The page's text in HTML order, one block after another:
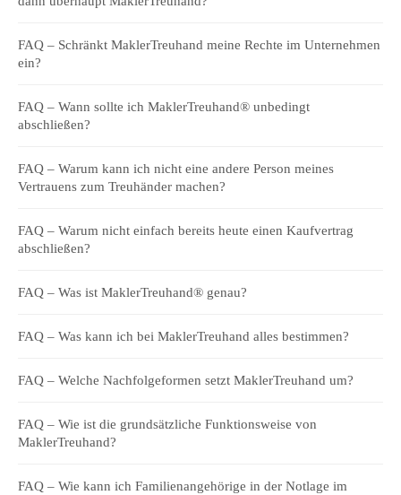
FAQ – Schränkt MaklerTreuhand meine Rechte im Unternehmen
ein?
FAQ – Wann sollte ich MaklerTreuhand® unbedingt
abschließen?
FAQ – Warum kann ich nicht eine andere Person meines
Vertrauens zum Treuhänder machen?
FAQ – Warum nicht einfach bereits heute einen Kaufvertrag
abschließen?
FAQ – Was ist MaklerTreuhand® genau?
FAQ – Was kann ich bei MaklerTreuhand alles bestimmen?
FAQ – Welche Nachfolgeformen setzt MaklerTreuhand um?
FAQ – Wie ist die grundsätzliche Funktionsweise von
MaklerTreuhand?
FAQ – Wie kann ich Familienangehörige in der Notlage im